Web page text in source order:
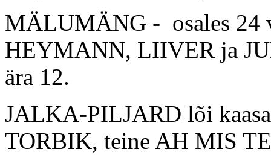
MÄLUMÄNG - osales 24
HEYMANN, LIIVER ja
ära 12.
JALKA-PILJARD lõi
TORBIK, teine AH MIS